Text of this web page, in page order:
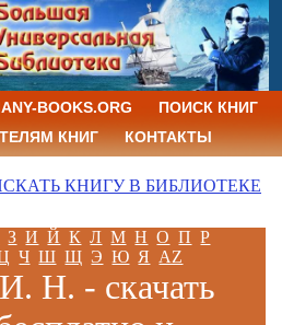
BOOKS.ORG
ПОИСК КНИГ
КНИГ
КОНТАКТЫ
КНИГУ В БИБЛИОТЕКЕ
З И Й К Л М Н О П Р
Ч Ш Щ Э Ю Я AZ
Н. - скачать